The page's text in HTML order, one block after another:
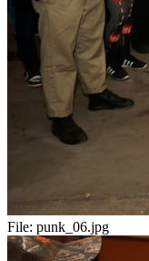
File: punk_06.jpg